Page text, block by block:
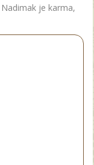
je karma,